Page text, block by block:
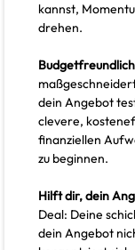
kannst,
drehen.
Budgetfreundlich
dein Angebot
clevere,
finanziellen
zu beginnen.
Hilft dir, dein
Deal: Deine
dein Angebot